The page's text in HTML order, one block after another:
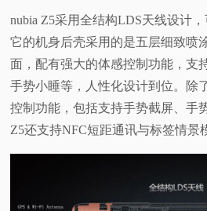
nubia Z5采用全结构LDS天线设计
它的机身后壳采用的是五层细致喷
面，配有强大的体感控制功能，支
手势小睡等，人性化设计到位。除
控制功能，包括支持手势截屏、手
Z5还支持NFC短距通讯与标签情景